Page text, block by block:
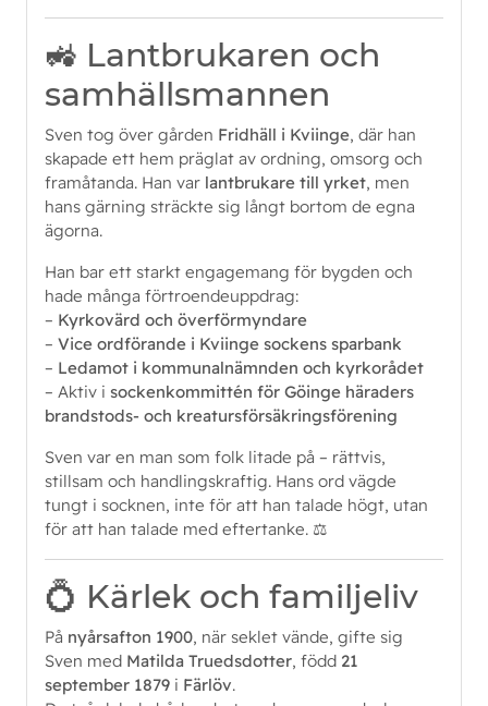
🚜 Lantbrukaren och
samhällsmannen
Sven tog över gården Fridhäll i Kviinge, där han
skapade ett hem präglat av ordning, omsorg och
framåtanda. Han var lantbrukare till yrket, men
hans gärning sträckte sig långt bortom de egna
ägorna.
Han bar ett starkt engagemang för bygden och
hade många förtroendeuppdrag:
– Kyrkovärd och överförmyndare
– Vice ordförande i Kviinge sockens sparbank
– Ledamot i kommunalnämnden och kyrkorådet
– Aktiv i sockenkommittén för Göinge häraders
brandstods- och kreatursförsäkringsförening
Sven var en man som folk litade på – rättvis,
stillsam och handlingskraftig. Hans ord vägde
tungt i socknen, inte för att han talade högt, utan
för att han talade med eftertanke. ⚖️
💍 Kärlek och familjeliv
På nyårsafton 1900, när seklet vände, gifte sig
Sven med Matilda Truedsdotter, född 21
september 1879 i Färlöv.